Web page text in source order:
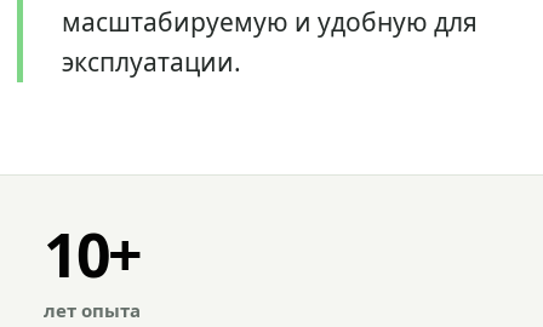
масштабируемую и удобную для
эксплуатации.
10+
лет опыта